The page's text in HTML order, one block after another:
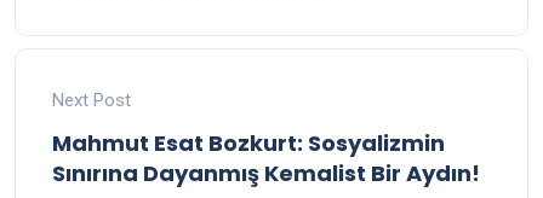
Next Post
Mahmut Esat Bozkurt: Sosyalizmin
Sınırına Dayanmış Kemalist Bir Aydın!